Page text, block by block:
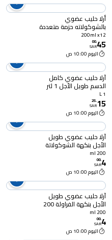
أرلا حليب عضوي
بالشوكولاته حزمة متعددة
12 × 200 ملل
200ml x12
45
.
00
SAR
اليوم 10:00 ص
آرلا حليب عضوي كامل
الدسم طويل الأجل 1 لتر
1 L
15
.
25
SAR
اليوم 10:00 ص
آرلا حليب عضوي طويل
الأجل بنكهة الشوكولاتة
200 مل
200 ml
4
.
00
SAR
اليوم 10:00 ص
آرلا حليب عضوي طويل
الأجل بنكهة الفراولة 200
مل
200 ml
4
.
00
SAR
اليوم 10:00 ص